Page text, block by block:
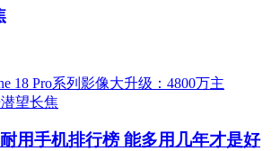
用手机排行榜 能多用几年才是好